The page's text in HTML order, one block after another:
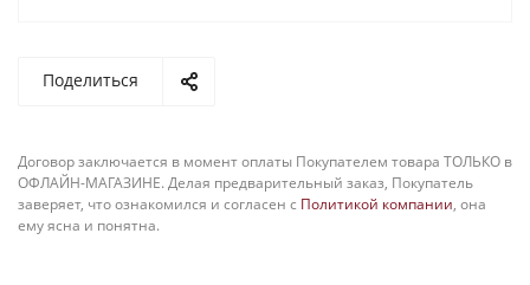
Поделиться
Договор заключается в момент оплаты Покупателем товара ТОЛЬКО в
ОФЛАЙН-МАГАЗИНЕ. Делая предварительный заказ, Покупатель
заверяет, что ознакомился и согласен с Политикой компании, она
ему ясна и понятна.